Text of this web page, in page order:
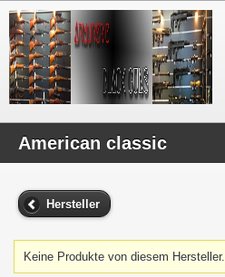
American classic
Hersteller
Keine Produkte von diesem Hersteller.